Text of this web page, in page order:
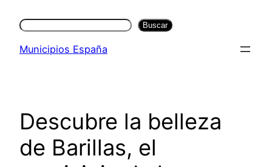
Buscar Buscar
Municipios España
Descubre la belleza
de Barillas, el